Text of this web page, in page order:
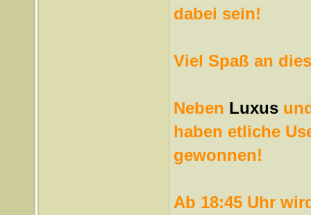
dabei sein!
Viel Spaß an
Neben Luxus
haben etliche
gewonnen!
Ab 18:45 Uhr